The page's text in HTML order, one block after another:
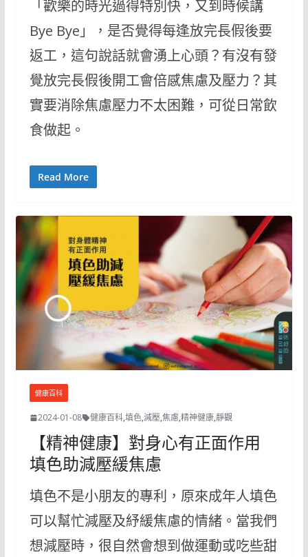
「歡樂的時光過得特別快，又到時候講
Bye Bye」，是否覺得每逢放完長假後要
返工，這句說話就會湧上心頭？有沒有發
覺放完長假後開工會倍感焦慮及壓力？其
實要消除焦慮壓力不太困難，可從日常飲
食做起。
Read More
健康百科
2024-01-08 健康百科,填色,減壓,焦慮,精神健康,靜觀
【精神健康】對身心有正面作用
填色助減壓緩焦慮
填色不是小朋友的專利，原來成年人填色
可以幫忙減壓及紓緩焦慮的情緒。當我們
想減壓時，很自然會想到做運動或吃些甜